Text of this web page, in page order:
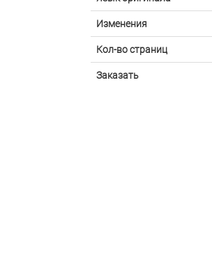
Изменения
Кол-во страниц
Заказать